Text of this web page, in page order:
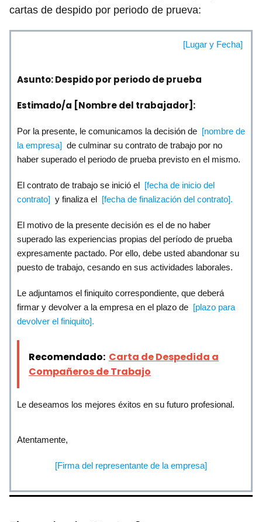
cartas de despido por periodo de prueva:
[Lugar y Fecha]
Asunto: Despido por periodo de prueba
Estimado/a [Nombre del trabajador]:
Por la presente, le comunicamos la decisión de [nombre de
la empresa] de culminar su contrato de trabajo por no
haber superado el periodo de prueba previsto en el mismo.
El contrato de trabajo se inició el [fecha de inicio del
contrato] y finaliza el [fecha de finalización del contrato].
El motivo de la presente decisión es el de no haber
superado las experiencias propias del período de prueba
expresamente pactado. Por ello, debe usted abandonar su
puesto de trabajo, cesando en sus actividades laborales.
Le adjuntamos el finiquito correspondiente, que deberá
firmar y devolver a la empresa en el plazo de [plazo para
devolver el finiquito].
Recomendado: Carta de Despedida a
Compañeros de Trabajo
Le deseamos los mejores éxitos en su futuro profesional.
Atentamente,
[Firma del representante de la empresa]